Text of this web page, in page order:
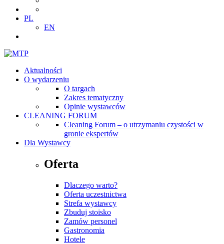
PL
EN
Aktualności
O wydarzeniu
O targach
Zakres tematyczny
Opinie wystawców
CLEANING FORUM
Cleaning Forum – o utrzymaniu czystości w
gronie ekspertów
Dla Wystawcy
Oferta
Dlaczego warto?
Oferta uczestnictwa
Strefa wystawcy
Zbuduj stoisko
Zamów personel
Gastronomia
Hotele